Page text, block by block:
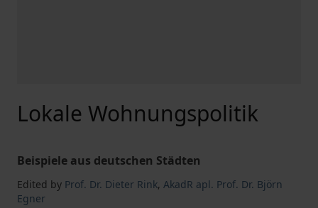
Lokale Wohnungspolitik
Beispiele aus deutschen Städten
Edited by Prof. Dr. Dieter Rink, AkadR apl. Prof. Dr. Björn
Egner